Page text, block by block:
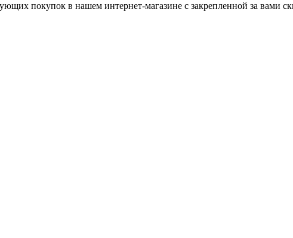
покупок в нашем интернет-магазине с закрепленной за вами